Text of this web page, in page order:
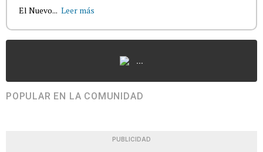
El Nuevo... Leer más
...
POPULAR EN LA COMUNIDAD
PUBLICIDAD